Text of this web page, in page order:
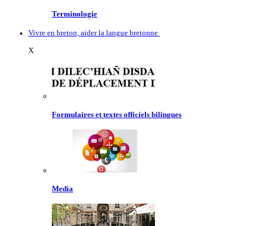
Terminologie
Vivre en breton, aider la langue bretonne
X
Formulaires et textes officiels bilingues
Media